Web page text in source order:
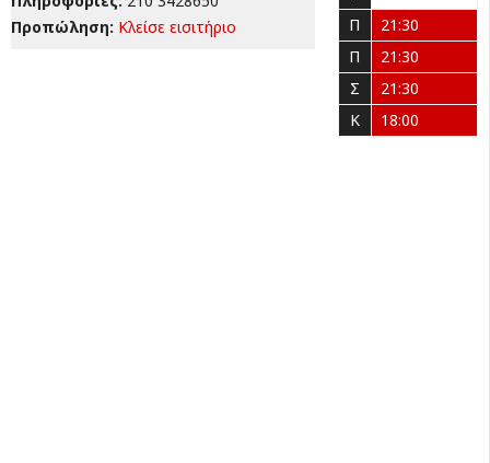
Προπώληση: Κλείσε εισιτήριο
Π
21:30
Π
21:30
Σ
21:30
Κ
18:00